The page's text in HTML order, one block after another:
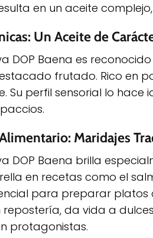
en un aceite
Un Aceite de
DOP Baena es
frutado. Rico en
Su perfil sensorial lo
Maridajes
DOP Baena brilla
en recetas como el
para preparar
repostería, da vida a
protagonistas.